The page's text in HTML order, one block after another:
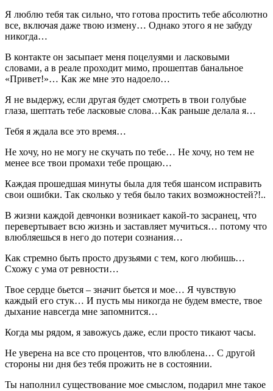
Я люблю тебя так сильно, что готова простить тебе абсолютно
все, включая даже твою измену… Однако этого я не забуду
никогда…
В контакте он засыпает меня поцелуями и ласковыми
словами, а в реале проходит мимо, прошептав банальное
«Привет!»… Как же мне это надоело…
Я не выдержу, если другая будет смотреть в твои голубые
глаза, шептать тебе ласковые слова…Как раньше делала я…
Тебя я ждала все это время…
Не хочу, но не могу не скучать по тебе… Не хочу, но тем не
менее все твои промахи тебе прощаю…
Каждая прошедшая минуты была для тебя шансом исправить
свои ошибки. Так сколько у тебя было таких возможностей?!..
В жизни каждой девчонки возникает какой-то засранец, что
перевертывает всю жизнь и заставляет мучиться… потому что
влюбляешься в него до потери сознания…
Как стремно быть просто друзьями с тем, кого любишь…
Схожу с ума от ревности…
Твое сердце бьется – значит бьется и мое… Я чувствую
каждый его стук… И пусть мы никогда не будем вместе, твое
дыхание навсегда мне запомнится…
Когда мы рядом, я завожусь даже, если просто тикают часы.
Не уверена на все сто процентов, что влюблена… С другой
стороны ни дня без тебя прожить не в состоянии.
Ты наполнил существование мое смыслом, подарил мне такое